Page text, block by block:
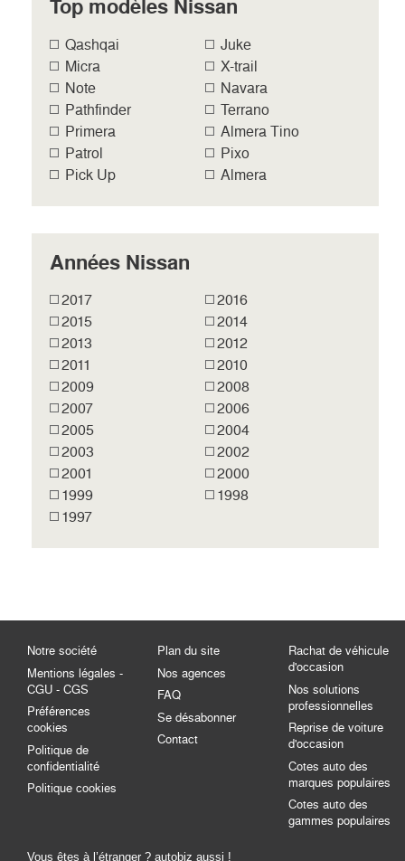
Top modèles Nissan
Qashqai
Juke
Micra
X-trail
Note
Navara
Pathfinder
Terrano
Primera
Almera Tino
Patrol
Pixo
Pick Up
Almera
Années Nissan
2017
2016
2015
2014
2013
2012
2011
2010
2009
2008
2007
2006
2005
2004
2003
2002
2001
2000
1999
1998
1997
Notre société
Mentions légales -
CGU - CGS
Préférences
cookies
Politique de
confidentialité
Politique cookies
Plan du site
Nos agences
FAQ
Se désabonner
Contact
Rachat de véhicule
d'occasion
Nos solutions
professionnelles
Reprise de voiture
d'occasion
Cotes auto des
marques populaires
Cotes auto des
gammes populaires
Vous êtes à l’étranger ? autobiz aussi !